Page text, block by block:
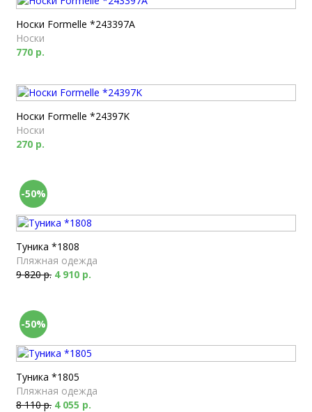
Носки Formelle *243397A
Носки
770 р.
Носки Formelle *24397K
Носки
270 р.
-50%
Туника *1808
Пляжная одежда
9 820 р. 4 910 р.
-50%
Туника *1805
Пляжная одежда
8 110 р. 4 055 р.